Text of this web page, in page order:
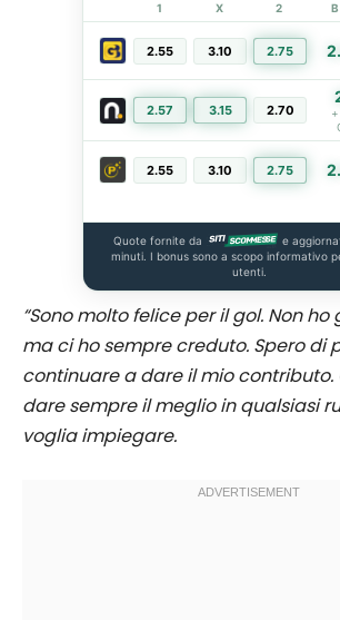
1 X 2
2.55 3.10 2.75
2.57 3.15 2.70
2.55 3.10 2.75
Quote fornite da
e
minuti. I bonus sono a scopo informativo
utenti.
“Sono molto felice per il gol. Non
ma ci ho sempre creduto. Spero di
continuare a dare il mio contributo.
dare sempre il meglio in qualsiasi
voglia impiegare.